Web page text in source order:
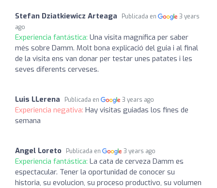
Stefan Dziatkiewicz Arteaga Publicada en
3 years
ago
Experiencia fantástica: Una visita magnífica per saber
més sobre Damm. Molt bona explicació del guia i al final
de la visita ens van donar per testar unes patates i les
seves diferents cerveses.
Luis LLerena Publicada en 3 years ago
Experiencia negativa: Hay visitas guiadas los fines de
semana
Angel Loreto Publicada en 3 years ago
Experiencia fantástica: La cata de cerveza Damm es
espectacular. Tener la oportunidad de conocer su
historia, su evolucion, su proceso productivo, su volumen